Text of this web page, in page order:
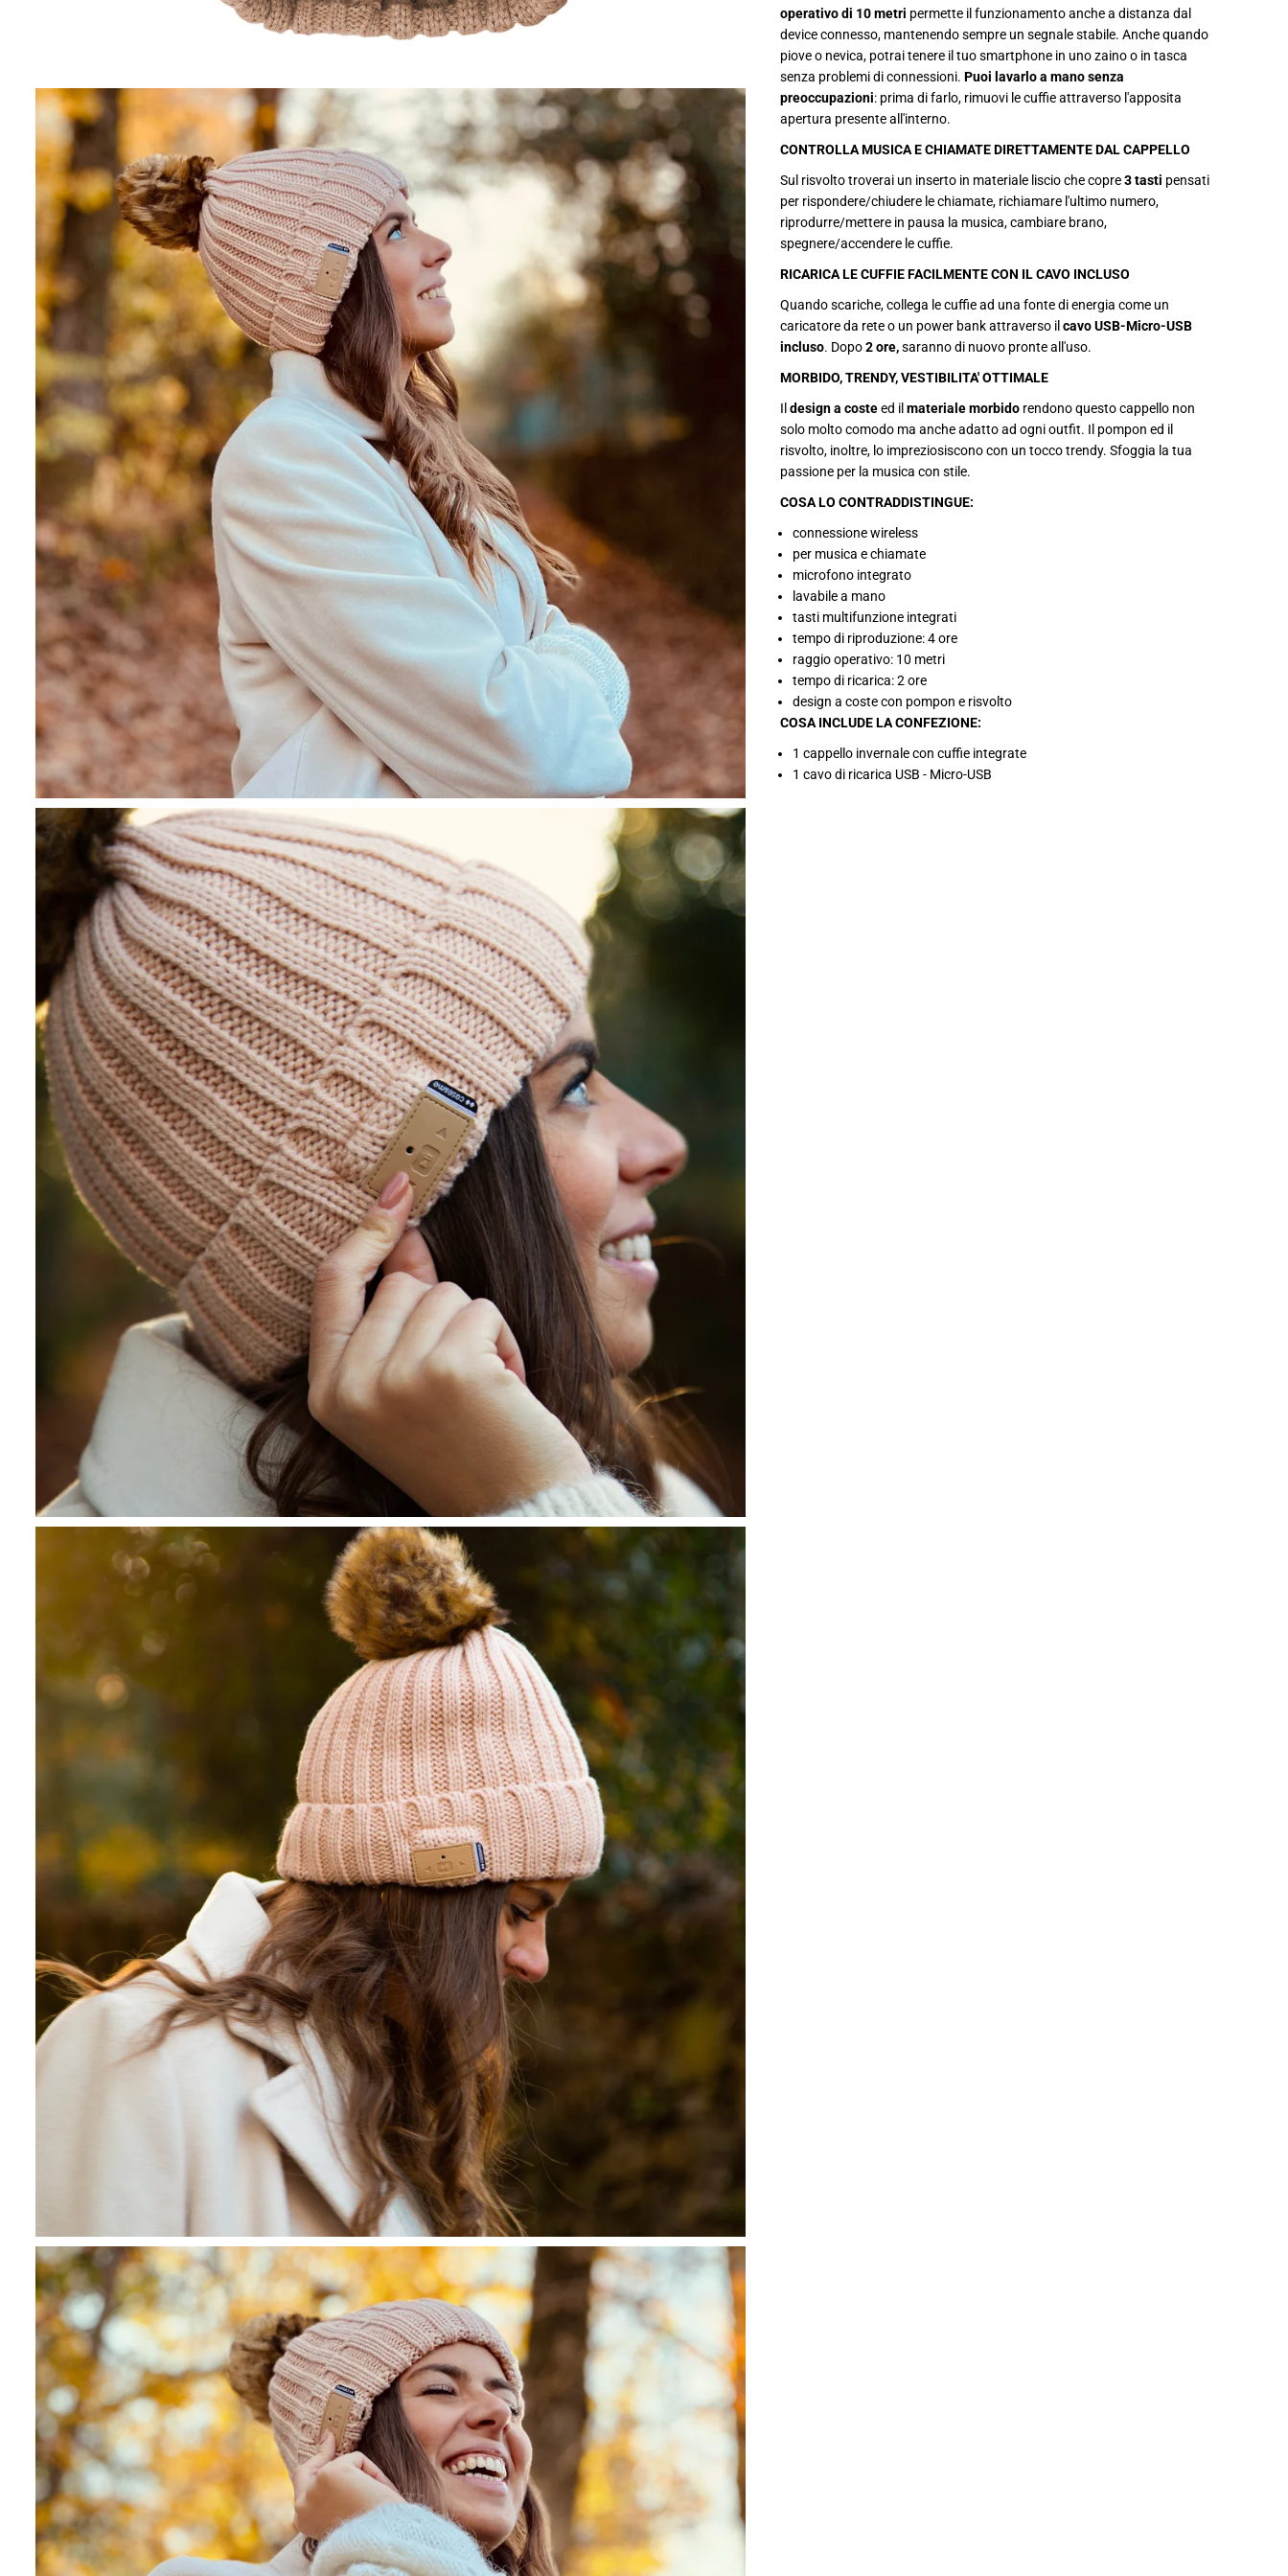
n
v
e
r
a
l
c
n
u
f
f
i
e
w
i
r
l
e
s
s
n
e
g
a
t
n
v
e
r
n
a
l
c
n
u
f
f
i
e
w
i
r
e
l
e
s
s
n
e
g
a
t
operativo di 10 metri permette il funzionamento anche a distanza dal
device connesso, mantenendo sempre un segnale stabile. Anche quando
piove o nevica, potrai tenere il tuo smartphone in uno zaino o in tasca
senza problemi di connessioni. Puoi lavarlo a mano senza
preoccupazioni: prima di farlo, rimuovi le cuffie attraverso l'apposita
apertura presente all'interno.
CONTROLLA MUSICA E CHIAMATE DIRETTAMENTE DAL CAPPELLO
Sul risvolto troverai un inserto in materiale liscio che copre3 tasti pensati
per rispondere/chiudere le chiamate, richiamare l'ultimo numero,
riprodurre/mettere in pausa la musica, cambiare brano,
spegnere/accendere le cuffie.
RICARICA LE CUFFIE FACILMENTE CON IL CAVO INCLUSO
Quando scariche, collega le cuffie ad una fonte di energia come un
caricatore da rete o un power bank attraverso il cavo USB-Micro-USB
incluso. Dopo2 ore,saranno di nuovo pronte all'uso.
MORBIDO, TRENDY, VESTIBILITA' OTTIMALE
Il design a costeed il materiale morbidorendono questo cappello non
solo molto comodo ma anche adatto ad ogni outfit. Il pompon ed il
risvolto, inoltre, lo impreziosiscono con un tocco trendy. Sfoggia la tua
passione per la musica con stile.
COSA LO CONTRADDISTINGUE:
connessione wireless
per musica e chiamate
microfono integrato
lavabile a mano
tasti multifunzione integrati
tempo di riproduzione: 4 ore
raggio operativo: 10 metri
tempo di ricarica: 2 ore
design a coste con pompon e risvolto
COSA INCLUDE LA CONFEZIONE:
1 cappello invernale con cuffie integrate
1 cavo di ricarica USB - Micro-USB